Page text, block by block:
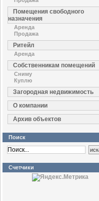
Помещения свободного
назначения
Аренда
Продажа
Ритейл
Аренда
Собственникам помещений
Сниму
Куплю
Загородная недвижимость
О компании
Архив объектов
Поиск
Счетчики